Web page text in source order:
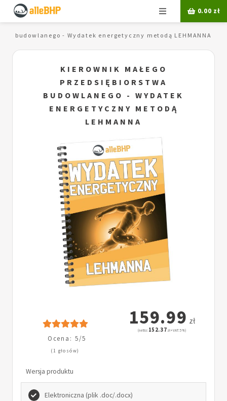
Menu 0.00 zł
budowlanego - Wydatek energetyczny metodą LEHMANNA
KIEROWNIK MAŁEGO
PRZEDSIĘBIORSTWA
BUDOWLANEGO - WYDATEK
ENERGETYCZNY METODĄ
LEHMANNA
Ocena: 5/5
(1 głosów)
159.99 zł
(netto: 152.37 zł + VAT: 5%)
Wersja produktu
Elektroniczna (plik .doc/.docx)